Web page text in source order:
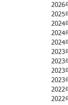
2026
2025
2024
2024
2024
2023
2023
2023
2023
2022
2022